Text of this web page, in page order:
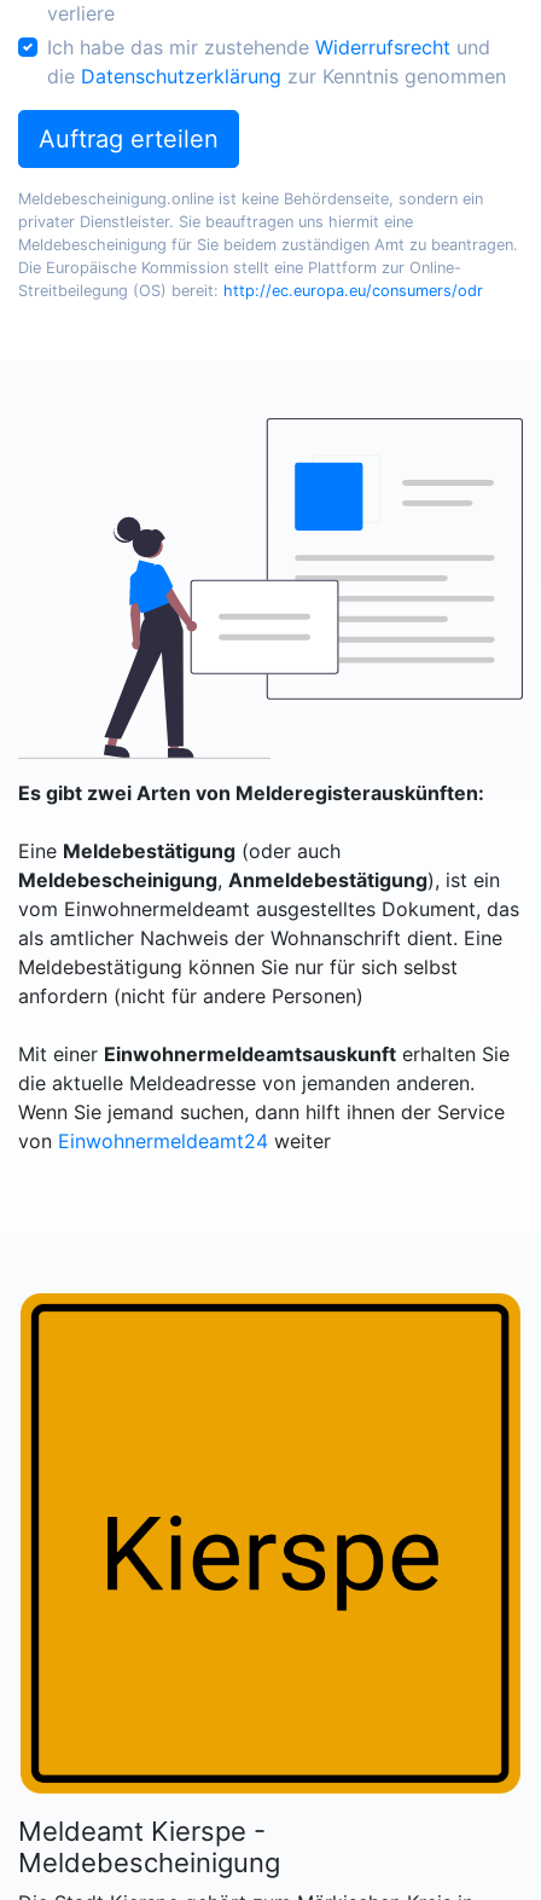
verliere
Ich habe das mir zustehende Widerrufsrecht und
die Datenschutzerklärung zur Kenntnis genommen
Auftrag erteilen
Meldebescheinigung.online ist keine Behördenseite, sondern ein
privater Dienstleister. Sie beauftragen uns hiermit eine
Meldebescheinigung für Sie beidem zuständigen Amt zu beantragen.
Die Europäische Kommission stellt eine Plattform zur Online-
Streitbeilegung (OS) bereit: http://ec.europa.eu/consumers/odr
Es gibt zwei Arten von Melderegisterauskünften:
Eine Meldebestätigung (oder auch
Meldebescheinigung, Anmeldebestätigung), ist ein
vom Einwohnermeldeamt ausgestelltes Dokument, das
als amtlicher Nachweis der Wohnanschrift dient. Eine
Meldebestätigung können Sie nur für sich selbst
anfordern (nicht für andere Personen)
Mit einer Einwohnermeldeamtsauskunft erhalten Sie
die aktuelle Meldeadresse von jemanden anderen.
Wenn Sie jemand suchen, dann hilft ihnen der Service
von Einwohnermeldeamt24 weiter
Meldeamt Kierspe -
Meldebescheinigung